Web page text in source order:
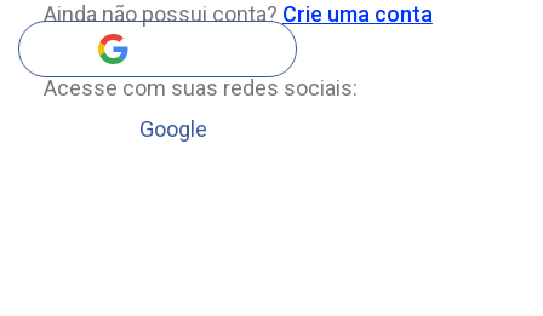
Ainda não possui conta? Crie uma conta
Acesse com suas redes sociais:
Google